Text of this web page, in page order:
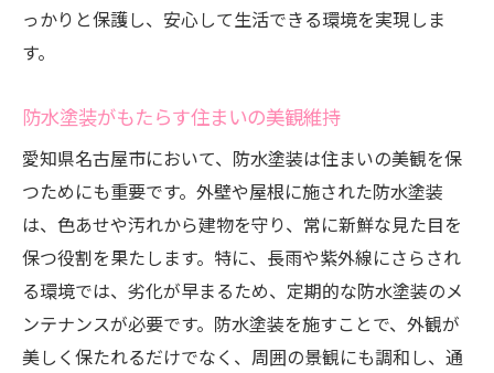
っかりと保護し、安心して生活できる環境を実現しま
す。
防水塗装がもたらす住まいの美観維持
愛知県名古屋市において、防水塗装は住まいの美観を保
つためにも重要です。外壁や屋根に施された防水塗装
は、色あせや汚れから建物を守り、常に新鮮な見た目を
保つ役割を果たします。特に、長雨や紫外線にさらされ
る環境では、劣化が早まるため、定期的な防水塗装のメ
ンテナンスが必要です。防水塗装を施すことで、外観が
美しく保たれるだけでなく、周囲の景観にも調和し、通